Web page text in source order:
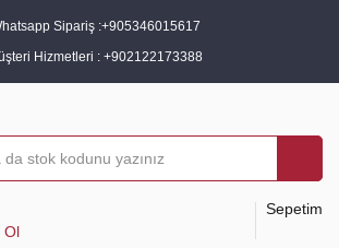
Sipariş :+905346015617
Hizmetleri : +902122173388
Ol
Sepetim